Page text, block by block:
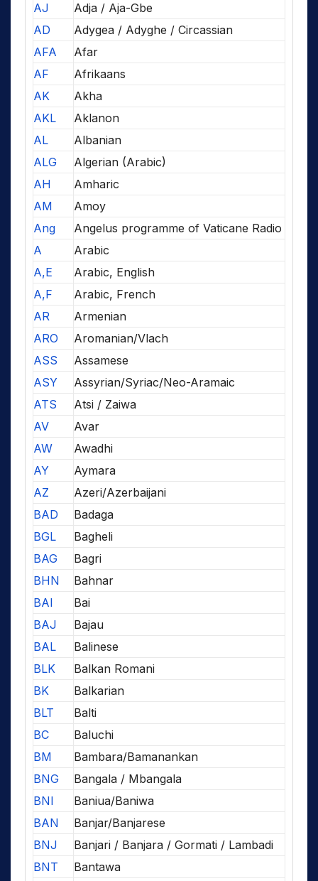
AJ
Adja / Aja-Gbe
AD
Adygea / Adyghe / Circassian
AFA
Afar
AF
Afrikaans
AK
Akha
AKL
Aklanon
AL
Albanian
ALG
Algerian (Arabic)
AH
Amharic
AM
Amoy
Ang
Angelus programme of Vaticane Radio
A
Arabic
A,E
Arabic, English
A,F
Arabic, French
AR
Armenian
ARO
Aromanian/Vlach
ASS
Assamese
ASY
Assyrian/Syriac/Neo-Aramaic
ATS
Atsi / Zaiwa
AV
Avar
AW
Awadhi
AY
Aymara
AZ
Azeri/Azerbaijani
BAD
Badaga
BGL
Bagheli
BAG
Bagri
BHN
Bahnar
BAI
Bai
BAJ
Bajau
BAL
Balinese
BLK
Balkan Romani
BK
Balkarian
BLT
Balti
BC
Baluchi
BM
Bambara/Bamanankan
BNG
Bangala / Mbangala
BNI
Baniua/Baniwa
BAN
Banjar/Banjarese
BNJ
Banjari / Banjara / Gormati / Lambadi
BNT
Bantawa